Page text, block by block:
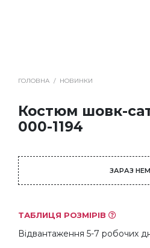
ГОЛОВНА / НОВИНКИ
Костюм шовк-
000-1194
ЗАРАЗ
ТАБЛИЦЯ РОЗМІРІВ
Відвантаження 5-7 робочих